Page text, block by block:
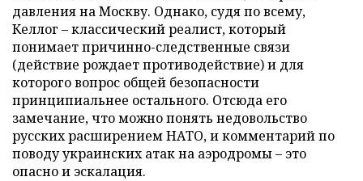
давления на Москву. Однако, судя по всему,
Келлог – классический реалист, который
понимает причинно-следственные связи
(действие рождает противодействие) и для
которого вопрос общей безопасности
принципиальнее остального. Отсюда его
замечание, что можно понять недовольство
русских расширением НАТО, и комментарий по
поводу украинских атак на аэродромы – это
опасно и эскалация.